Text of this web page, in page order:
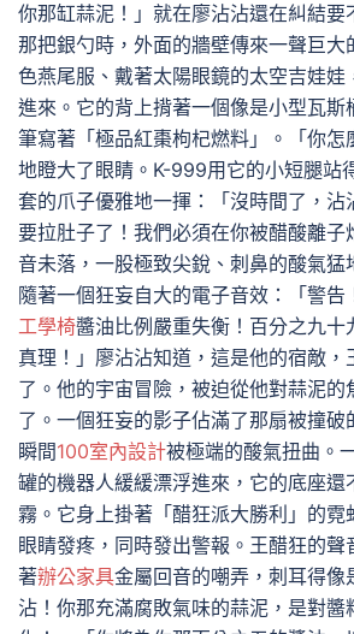
你那缸蒜泥！」就在廖沾沾還在糾結要
那把銀勺時，外面的牆壁傳來一聲巨大
色燕尾服、戴著太陽眼鏡的太空吉娃娃
進來。它的背上揹著一個像是小型瓦斯
筆寫著「極品紅棗枸杞燃料」。「你
地瞪大了眼睛。K-999用它的小短腿站
套的爪子優雅地一揮：「沒時間了，沾
要拉肚子了！我們必須在你被醋酸離子
音未落，一股極致尖銳、刺鼻的酸氣猛
隨著一個狂妄自大的電子音效：「警告
工學椅醬油比例嚴重失衡！百分之九十
真理！」廖沾沾知道，這是他的宿敵，
了。他的宇宙冒險，被迫從他對蒜泥的
了。一個狂妄的影子佔滿了那扇被撞破
瞬間100室內設計被極端的酸氣扭曲。
罐的機器人緩緩漂浮進來，它的底座還
霧。它身上掛著「醋狂派大勝利」的霓
眼睛發疼，同時發出警報。王醋狂的聲
著辦公家具金屬回音的嘲弄，刺耳得像
沾！你那充滿腐敗氣味的蒜泥，是對醬